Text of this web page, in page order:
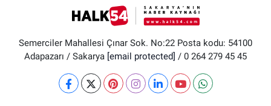
Semerciler Mahallesi Çınar Sok. No:22 Posta kodu: 54100
Adapazarı / Sakarya [email protected] / 0 264 279 45 45